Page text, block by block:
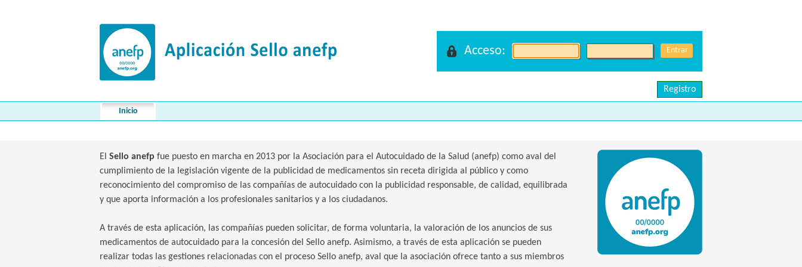
Acceso:
Registro
Inicio
El Sello anefp fue puesto en marcha en 2013 por la Asociación para el Autocuidado de la Salud (anefp) como aval del
cumplimiento de la legislación vigente de la publicidad de medicamentos sin receta dirigida al público y como
reconocimiento del compromiso de las compañías de autocuidado con la publicidad responsable, de calidad, equilibrada
y que aporta información a los profesionales sanitarios y a los ciudadanos.
A través de esta aplicación, las compañías pueden solicitar, de forma voluntaria, la valoración de los anuncios de sus
medicamentos de autocuidado para la concesión del Sello anefp. Asimismo, a través de esta aplicación se pueden
realizar todas las gestiones relacionadas con el proceso Sello anefp, aval que la asociación ofrece tanto a sus miembros